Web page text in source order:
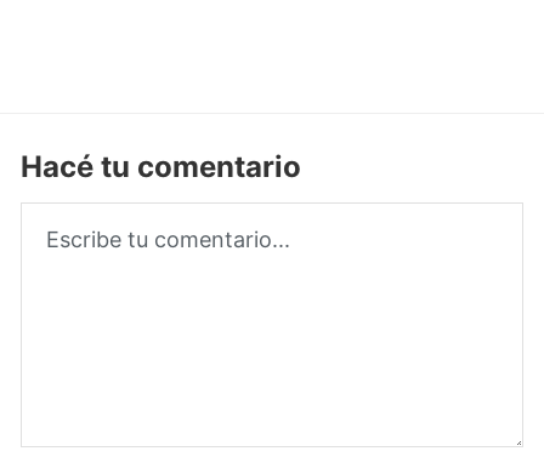
Hacé tu comentario